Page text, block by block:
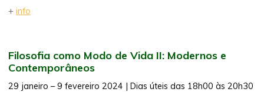
+info
Filosofia como Modo de Vida II: Modernos e
Contemporâneos
29 janeiro – 9 fevereiro 2024 | Dias úteis das 18h00 às 20h30